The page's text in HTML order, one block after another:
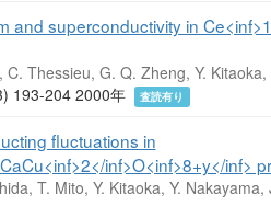
and superconductivity in
C. Thessieu, G. Q. Zheng, Y.
193-204 2000年
査読有り
fluctuations in
inf>O<inf>8+y</inf>
T. Mito, Y. Kitaoka, Y.